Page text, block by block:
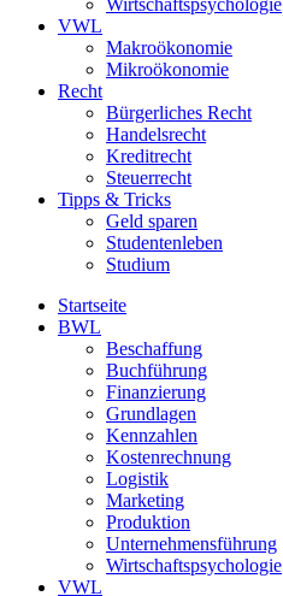
Wirtschaftspsychologie
VWL
Makroökonomie
Mikroökonomie
Recht
Bürgerliches Recht
Handelsrecht
Kreditrecht
Steuerrecht
Tipps & Tricks
Geld sparen
Studentenleben
Studium
Startseite
BWL
Beschaffung
Buchführung
Finanzierung
Grundlagen
Kennzahlen
Kostenrechnung
Logistik
Marketing
Produktion
Unternehmensführung
Wirtschaftspsychologie
VWL